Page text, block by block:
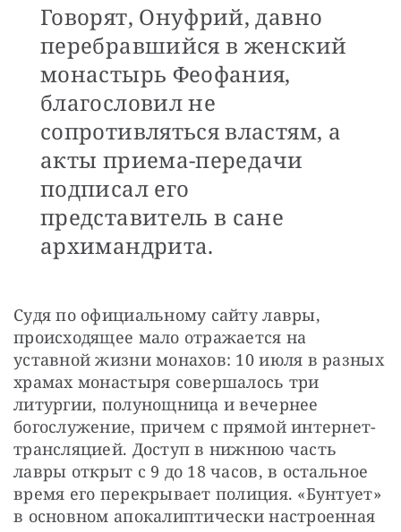
Говорят, Онуфрий, давно
перебравшийся в женский
монастырь Феофания,
благословил не
сопротивляться властям, а
акты приема-передачи
подписал его
представитель в сане
архимандрита.
Судя по официальному сайту лавры,
происходящее мало отражается на
уставной жизни монахов: 10 июля в разных
храмах монастыря совершалось три
литургии, полунощница и вечернее
богослужение, причем с прямой интернет-
трансляцией. Доступ в нижнюю часть
лавры открыт с 9 до 18 часов, в остальное
время его перекрывает полиция. «Бунтует»
в основном апокалиптически настроенная